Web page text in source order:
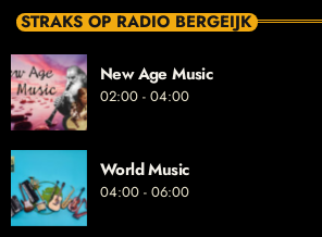
STRAKS OP RADIO BERGEIJK
New Age Music
02:00 - 04:00
World Music
04:00 - 06:00